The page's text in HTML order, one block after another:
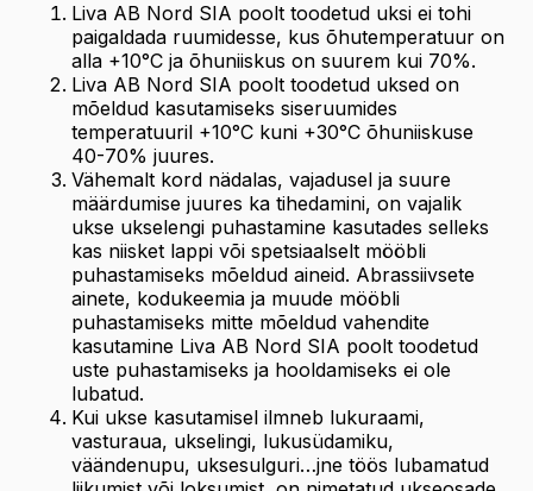
Liva AB Nord SIA poolt toodetud uksi ei tohi
paigaldada ruumidesse, kus õhutemperatuur on
alla +10°C ja õhuniiskus on suurem kui 70%.
Liva AB Nord SIA poolt toodetud uksed on
mõeldud kasutamiseks siseruumides
temperatuuril +10°C kuni +30°C õhuniiskuse
40-70% juures.
Vähemalt kord nädalas, vajadusel ja suure
määrdumise juures ka tihedamini, on vajalik
ukse ukselengi puhastamine kasutades selleks
kas niisket lappi või spetsiaalselt mööbli
puhastamiseks mõeldud aineid. Abrassiivsete
ainete, kodukeemia ja muude mööbli
puhastamiseks mitte mõeldud vahendite
kasutamine Liva AB Nord SIA poolt toodetud
uste puhastamiseks ja hooldamiseks ei ole
lubatud.
Kui ukse kasutamisel ilmneb lukuraami,
vasturaua, ukselingi, lukusüdamiku,
väändenupu, uksesulguri…jne töös lubamatud